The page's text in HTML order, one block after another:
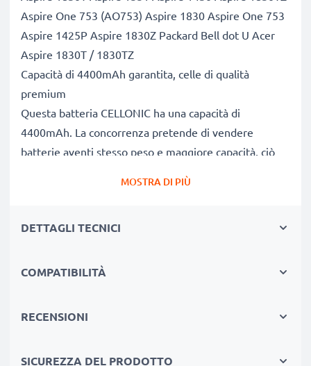
Aspire One 753 (AO753) Aspire 1830 Aspire One 753
Aspire 1425P Aspire 1830Z Packard Bell dot U Acer
Aspire 1830T / 1830TZ
Capacità di 4400mAh garantita, celle di qualità
premium
Questa batteria CELLONIC ha una capacità di
4400mAh. La concorrenza pretende di vendere
batterie aventi stesso peso e maggiore capacità, ciò
Grandi prestazioni: batteria AL10C31 compatibile
continuamente altissime performance in termini di
MOSTRA DI PIÙ
DETTAGLI TECNICI
COMPATIBILITÀ
RECENSIONI
SICUREZZA DEL PRODOTTO